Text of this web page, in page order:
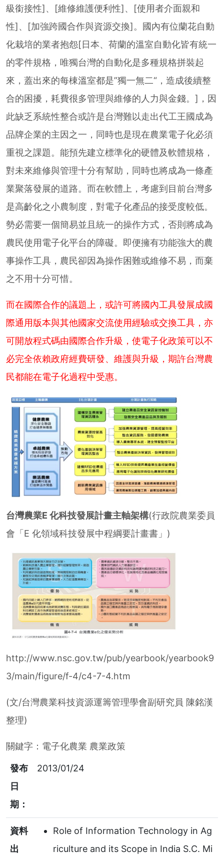
級銜接性]、[維修維護便利性]、[使用者介面親和
性]、[加強跨國合作與資源交換]。國內有位蘭花自動
化栽培的業者抱怨[日本、荷蘭的溫室自動化皆有統一
的零件規格，唯獨台灣的自動化是多種規格拼裝起
來，蓋出來的每棟溫室都是”獨一無二“，造成後續整
合的困擾，耗費很多管理與維修的人力與金錢。]，因
此缺乏系統性整合或許是台灣難以走出代工王國成為
品牌企業的主因之一，同時也是現在農業電子化必須
重視之課題。能預先建立標準化的硬體及軟體規格，
對未來維修與管理十分有幫助，同時也將成為一條產
業聚落發展的道路。而在軟體上，考慮到目前台灣多
是高齡化之小農制度，對電子化產品的接受度較低。
勢必需要一個簡易並且統一的操作方式，否則將成為
農民使用電子化平台的障礙。即便擁有功能強大的農
事操作工具，農民卻因為操作困難或維修不易，而棄
之不用十分可惜。
而在國際合作的議題上，或許可將國內工具發展成國
際通用版本與其他國家交流使用經驗或交換工具，亦
可開放程式碼由國際合作升級，使電子化政策可以不
必完全依賴政府經費研發、維護與升級，期許台灣農
民都能在電子化過程中受惠。
台灣農業E 化科技發展計畫主軸架構(行政院農業委員
會「E 化領域科技發展中程綱要計畫書」)
http://www.nsc.gov.tw/pub/yearbook/yearbook9
3/main/figure/f-4/c4-7-4.htm
(文/台灣農業科技資源運籌管理學會副研究員 陳銘漢
整理)
關鍵字： 電子化農業 農業政策
發布
日
期：
2013/01/24
資料
出
Role of Information Technology in Ag
riculture and its Scope in India S.C. Mi